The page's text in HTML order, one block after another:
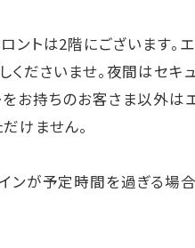
ントは2階にございます。
くださいませ。夜間はセキュ
お持ちのお客さま以外は
けません。
ンが予定時間を過ぎる場